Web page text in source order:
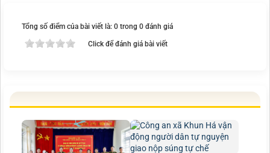
Tổng số điểm của bài viết là: 0 trong 0 đánh giá
Click để đánh giá bài viết